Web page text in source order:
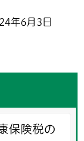
年6月3日
保険税の